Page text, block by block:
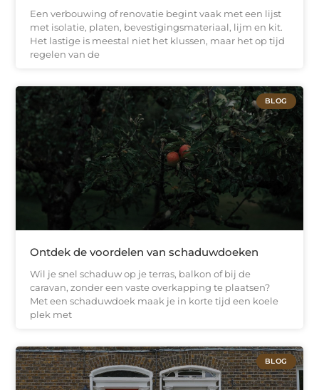
Een verbouwing of renovatie begint vaak met een lijst
met isolatie, platen, bevestigingsmateriaal, lijm en kit.
Het lastige is meestal niet het klussen, maar het op tijd
regelen van de
BLOG
Ontdek de voordelen van schaduwdoeken
Wil je snel schaduw op je terras, balkon of bij de
caravan, zonder een vaste overkapping te plaatsen?
Met een schaduwdoek maak je in korte tijd een koele
plek met
BLOG